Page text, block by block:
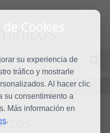
Cookies
su experiencia de
tráfico y mostrarle
Al hacer clic
su consentimiento a
Más información en
.